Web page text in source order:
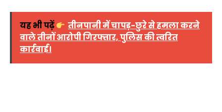
यह भी पढ़ें
तीनपानी में चापड़-छुरे से हमला करने
वाले तीनों आरोपी गिरफ्तार, पुलिस की त्वरित
कार्रवाई।